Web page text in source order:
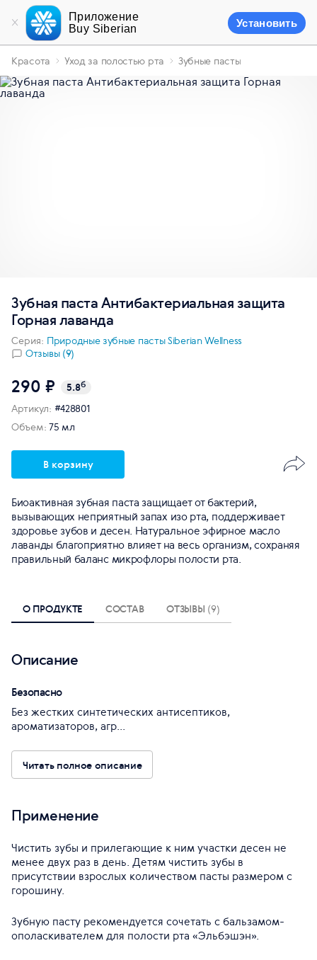
Приложение
Buy Siberian
Установить
Красота Уход за полостью рта Зубные пасты
Зубная паста Антибактериальная защита
Горная лаванда
Серия: Природные зубные пасты Siberian Wellness
Отзывы (9)
Биоактивная зубная паста защищает от бактерий,
вызывающих неприятный запах изо рта, поддерживает
здоровье зубов и десен. Натуральное эфирное масло
лаванды благоприятно влияет на весь организм, сохраняя
правильный баланс микрофлоры полости рта.
290 ₽ 5.8б
Артикул: #428801
Объем: 75 мл
В корзину
О ПРОДУКТЕ СОСТАВ ОТЗЫВЫ (9)
Описание
Безопасно
Без жестких синтетических антисептиков,
ароматизаторов, агр...
Читать полное описание
Применение
Чистить зубы и прилегающие к ним участки десен не
менее двух раз в день. Детям чистить зубы в
присутствии взрослых количеством пасты размером с
горошину.
Зубную пасту рекомендуется сочетать с бальзамом-
ополаскивателем для полости рта «Эльбэшэн».